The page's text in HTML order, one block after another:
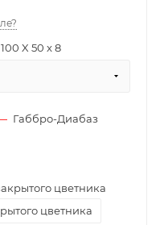
100 X 50 x 8
Габбро-Диабаз
цветника
цветника